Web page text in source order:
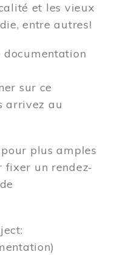
et les vieux
entre autres!
documentation
sur ce
arrivez au
plus amples
fixer un rendez-